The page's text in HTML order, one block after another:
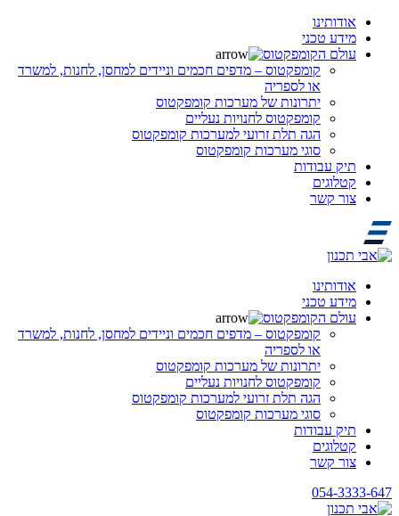
אודותינו
מידע טכני
עולם הקומפקטוס
קומפקטוס – מדפים חכמים וניידים למחסן, לחנות, למשרד
או לספריה
יתרונות של מערכות קומפקטוס
קומפקטוס לחנויות נעליים
הגה תלת זרועי למערכות קומפקטוס
סוגי מערכות קומפקטוס
תיק עבודות
קטלוגים
צור קשר
אודותינו
מידע טכני
עולם הקומפקטוס
קומפקטוס – מדפים חכמים וניידים למחסן, לחנות, למשרד
או לספריה
יתרונות של מערכות קומפקטוס
קומפקטוס לחנויות נעליים
הגה תלת זרועי למערכות קומפקטוס
סוגי מערכות קומפקטוס
תיק עבודות
קטלוגים
צור קשר
054-3333-647